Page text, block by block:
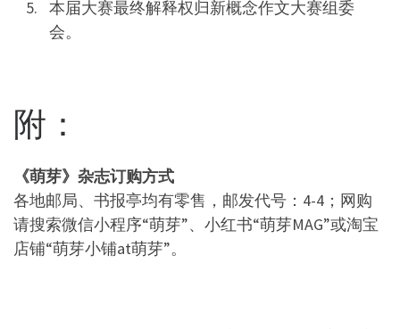
本届大赛最终解释权归新概念作文大赛组委
会。
附：
《萌芽》杂志订购方式
各地邮局、书报亭均有零售，邮发代号：4-4；网购
请搜索微信小程序“萌芽”、小红书“萌芽MAG”或淘宝
店铺“萌芽小铺at萌芽”。